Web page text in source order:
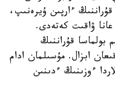
ءارپىن ۇيرەنىپ،
ۋاقىت كەتەدى.
بولماسا قۇراننىڭ
ابزال. مۇسىلمان ادام
ءوزىنىڭ ءدىنىن